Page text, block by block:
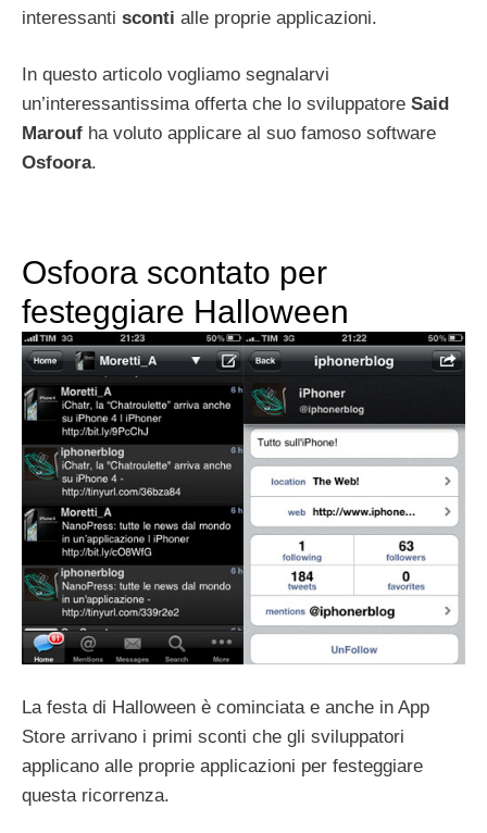
interessanti sconti alle proprie applicazioni.
In questo articolo vogliamo segnalarvi
un’interessantissima offerta che lo sviluppatore Said
Marouf ha voluto applicare al suo famoso software
Osfoora.
Osfoora scontato per
festeggiare Halloween
La festa di Halloween è cominciata e anche in App
Store arrivano i primi sconti che gli sviluppatori
applicano alle proprie applicazioni per festeggiare
questa ricorrenza.